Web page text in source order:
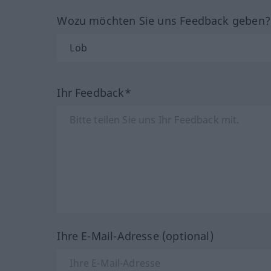
Wozu möchten Sie uns Feedback
Ihr Feedback*
Ihre E-Mail-Adresse (optional)